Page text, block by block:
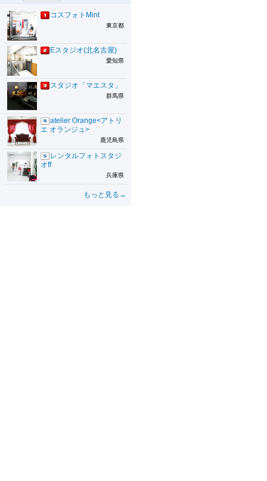
コスフォトMint
東京都
Eスタジオ(北名古屋)
愛知県
スタジオ「マエスタ」
群馬県
atelier Orange<アトリ
エ オランジュ>
鹿児島県
レンタルフォトスタジ
オff
兵庫県
もっと見る→